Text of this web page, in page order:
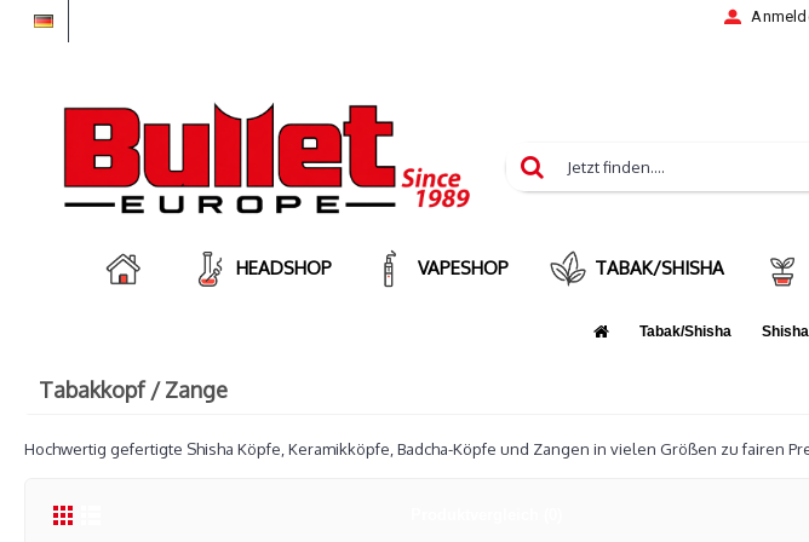
HEADSHOP VAPESHOP TABAK/SHISHA
Tabak/Shisha
Tabakkopf / Zange
Hochwertig gefertigte Shisha Köpfe, Keramikköpfe, Badcha-Köpfe und Zangen in vielen Größen zu fairen